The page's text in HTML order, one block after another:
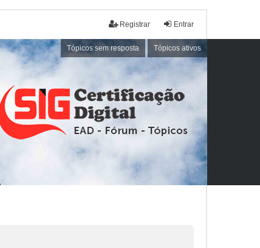
Entrar
Registrar
Tópicos sem resposta Tópicos ativos